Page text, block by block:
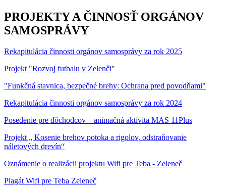
PROJEKTY A ČINNOSŤ ORGÁNOV
SAMOSPRÁVY
Rekapitulácia činnosti orgánov samosprávy za rok 2025
Projekt "Rozvoj futbalu v Zelenči"
"Funkčná stavnica, bezpečné brehy: Ochrana pred povodňami"
Rekapitulácia činnosti orgánov samosprávy za rok 2024
Posedenie pre dôchodcov – animačná aktivita MAS 11Plus
Projekt „ Kosenie brehov potoka a rigolov, odstraňovanie
náletových drevín“
Oznámenie o realizácii projektu Wifi pre Teba - Zeleneč
Plagát Wifi pre Teba Zeleneč